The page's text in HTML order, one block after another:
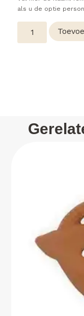
als u de optie